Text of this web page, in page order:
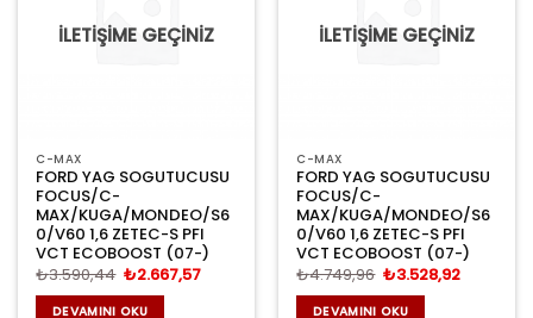
İLETİŞİME GEÇİNİZ
C-MAX
FORD YAG SOGUTUCUSU
FOCUS/C-
MAX/KUGA/MONDEO/S6
0/V60 1,6 ZETEC-S PFI
VCT ECOBOOST (07-)
₺3.590,44 Orijinal
₺3.590,44.
₺2.667,57Şu
DEVAMINI OKU
İLETİŞİME GEÇİNİZ
C-MAX
FORD YAG SOGUTUCUSU
FOCUS/C-
MAX/KUGA/MONDEO/S6
0/V60 1,6 ZETEC-S PFI
VCT ECOBOOST (07-)
₺4.749,96 Orijinal
₺4.749,96.
₺3.528,92Şu
DEVAMINI OKU